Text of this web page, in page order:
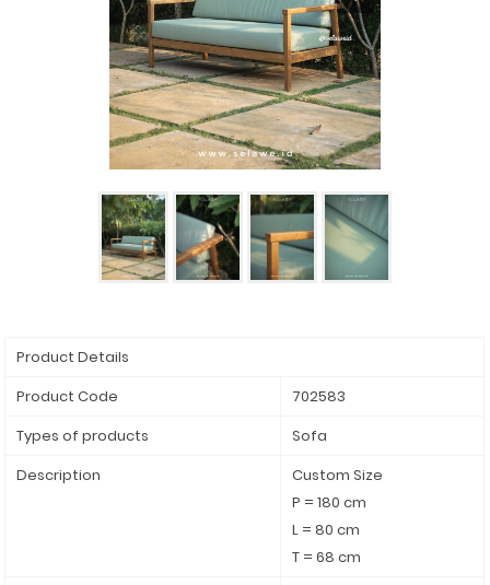
Product Details
Product Code
702583
Types of products
Sofa
Description
Custom Size
P = 180 cm
L = 80 cm
T = 68 cm